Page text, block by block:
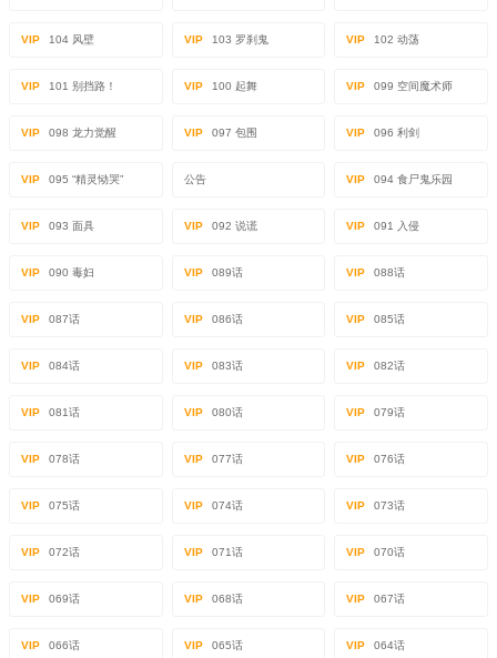
VIP 104 风壁 VIP 103 罗刹鬼 VIP 102 动荡
VIP 101 别挡路！ VIP 100 起舞 VIP 099 空间魔术师
VIP 098 龙力觉醒 VIP 097 包围 VIP 096 利剑
VIP 095 “精灵恸哭” 公告 VIP 094 食尸鬼乐园
VIP 093 面具 VIP 092 说谎 VIP 091 入侵
VIP 090 毒妇 VIP 089话 VIP 088话
VIP 087话 VIP 086话 VIP 085话
VIP 084话 VIP 083话 VIP 082话
VIP 081话 VIP 080话 VIP 079话
VIP 078话 VIP 077话 VIP 076话
VIP 075话 VIP 074话 VIP 073话
VIP 072话 VIP 071话 VIP 070话
VIP 069话 VIP 068话 VIP 067话
VIP 066话 VIP 065话 VIP 064话